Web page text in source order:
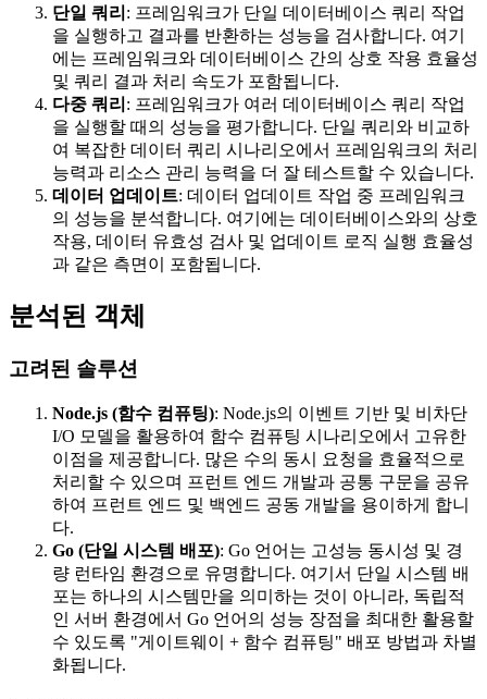
단일 쿼리 : 프레임워크가 단일 데이터베이스 쿼리 작업
을 실행하고 결과를 반환하는 성능을 검사합니다. 여기
에는 프레임워크와 데이터베이스 간의 상호 작용 효율성
및 쿼리 결과 처리 속도가 포함됩니다.
다중 쿼리 : 프레임워크가 여러 데이터베이스 쿼리 작업
을 실행할 때의 성능을 평가합니다. 단일 쿼리와 비교하
여 복잡한 데이터 쿼리 시나리오에서 프레임워크의 처리
능력과 리소스 관리 능력을 더 잘 테스트할 수 있습니다.
데이터 업데이트: 데이터 업데이트 작업 중 프레임워크
의 성능을 분석합니다. 여기에는 데이터베이스와의 상호
작용, 데이터 유효성 검사 및 업데이트 로직 실행 효율성
과 같은 측면이 포함됩니다.
분석된 객체
고려된 솔루션
Node.js (함수 컴퓨팅): Node.js의 이벤트 기반 및 비차단
I/O 모델을 활용하여 함수 컴퓨팅 시나리오에서 고유한
이점을 제공합니다. 많은 수의 동시 요청을 효율적으로
처리할 수 있으며 프런트 엔드 개발과 공통 구문을 공유
하여 프런트 엔드 및 백엔드 공동 개발을 용이하게 합니
다.
Go (단일 시스템 배포): Go 언어는 고성능 동시성 및 경
량 런타임 환경으로 유명합니다. 여기서 단일 시스템 배
포는 하나의 시스템만을 의미하는 것이 아니라, 독립적
인 서버 환경에서 Go 언어의 성능 장점을 최대한 활용할
수 있도록 "게이트웨이 + 함수 컴퓨팅" 배포 방법과 차별
화됩니다.